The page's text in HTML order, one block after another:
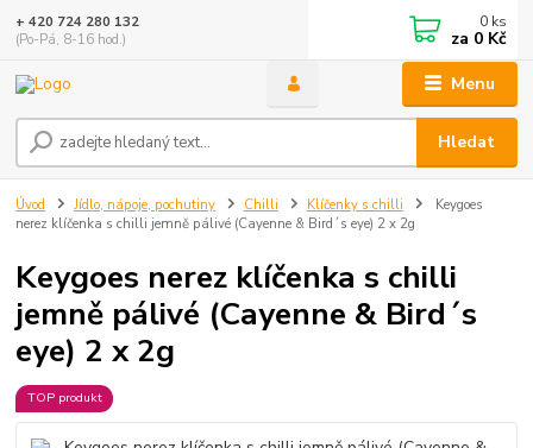
Menu
Hledat
+ 420 724 280 132
(Po-Pá, 8-16 hod.)
0 ks
za 0 Kč
Úvod Jídlo, nápoje, pochutiny Chilli Klíčenky s chilli
Keygoes
nerez klíčenka s chilli jemně pálivé (Cayenne & Bird´s eye) 2 x 2g
Keygoes nerez klíčenka s chilli
jemně pálivé (Cayenne & Bird´s
eye) 2 x 2g
TOP produkt